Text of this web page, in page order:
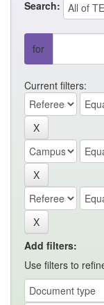
Search:
for
Current filters:
Add filters:
Use filters to